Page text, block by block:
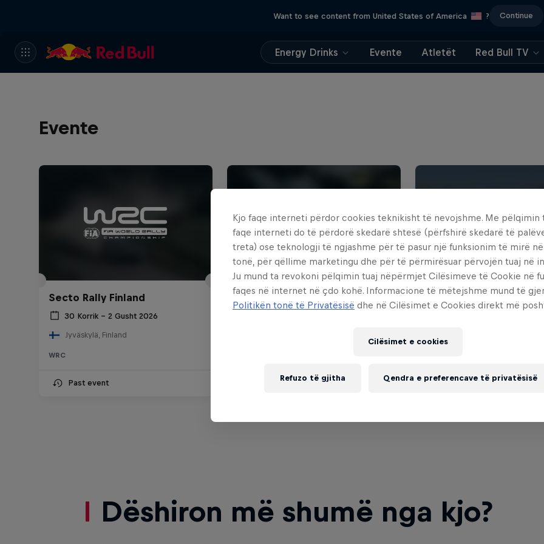
Want to see content from United States of America ? Continue
Energy Drinks Evente Atletët Red Bull TV
Evente
Secto Rally Finland
30 Korrik – 2 Gusht 2026
Jyväskylä, Finland
WRC
Past event
ueno Rally del Paraguay
Upcoming event
Delfi Rally Estonia
Past event
Dëshiron më shumë nga kjo?
Kjo faqe interneti përdor cookies teknikisht të nevojshme. Me pëlqimin
faqe interneti do të përdorë skedarë shtesë (përfshirë skedarë të
treta) ose teknologji të ngjashme për të pasur një funksionim të mirë
tonë, për qëllime marketingu dhe për të përmirësuar përvojën tuaj në
Ju mund ta revokoni pëlqimin tuaj nëpërmjet Cilësimeve të Cookie në
faqes në internet në çdo kohë. Informacione të mëtejshme mund të
Politikën tonë të Privatësisë dhe në Cilësimet e Cookies direkt më
Cilësimet e cookies
Refuzo të gjitha Qendra e preferencave të privatësisë